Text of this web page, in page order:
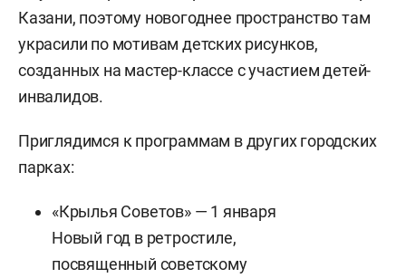
Казани, поэтому новогоднее пространство там
украсили по мотивам детских рисунков,
созданных на мастер-классе с участием детей-
инвалидов.
Приглядимся к программам в других городских
парках:
«Крылья Советов» — 1 января
Новый год в ретростиле,
посвященный советскому